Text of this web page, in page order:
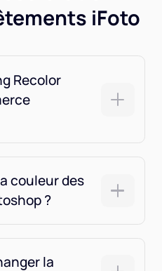
iFoto
Recolor
couleur des
?
la